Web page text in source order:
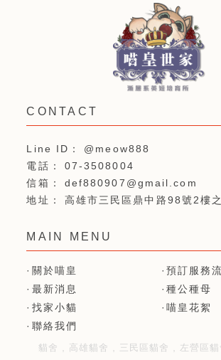
@meow888
07-3508004
def880907@gmail.com
高雄市三民區鼎中路98號2樓
關於喵皇
預訂服務
最新消息
種公種母
找家小貓
喵皇花絮
聯絡我們
貓舍 高雄貓舍 三民區貓舍 左營區貓